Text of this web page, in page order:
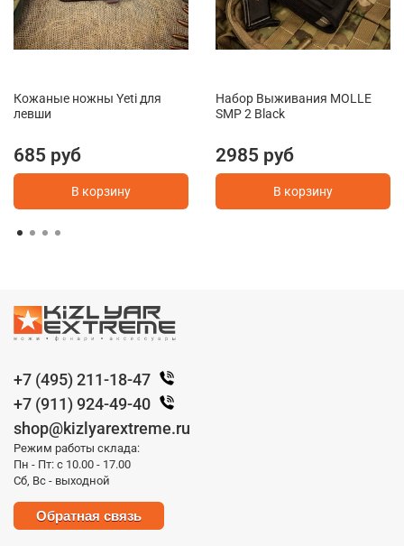
Кожаные ножны Yeti для
левши
685 руб
В корзину
Набор Выживания MOLLE
SMP 2 Black
2985 руб
В корзину
+7 (495) 211-18-47
+7 (911) 924-49-40
shop@kizlyarextreme.ru
Режим работы склада:
Пн - Пт: с 10.00 - 17.00
Сб, Вс - выходной
Обратная связь